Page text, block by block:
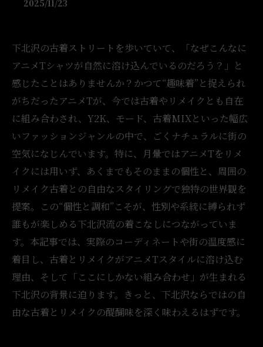
2025/11/23
下北沢の古着ストリートを歩いていて、「なぜこんなに
アニメTシャツが自然に溶け込んでいるのだろう？」と
感じたことはありませんか？かつて“趣味着”と捉えられ
がちだったアニメTが、今では古着やリメイクとも自在
に組み合わされ、Y2K、モード、古着MIXといった幅広
いファッションジャンルの中で、ごくナチュラルに街の
空気になじんでいます。特に、月暈ではアニメTをリメ
イクには用いず、あくまでもそのままの個性と、周囲の
リメイク古着との自由なスタイリングで独特の世界観を
提案。この“個性と調和”こそが、性別や系統に縛られず
誰もが楽しめる下北沢流の着こなしにつながっていま
す。本記事では、実際のコーディネートや街の温度感に
着目し、古着とリメイクがアニメTスタイルに溶け込む
理由、そして「ここにしかない組み合わせ」が生まれる
下北沢の背景に迫ります。きっと、下北沢ならではの自
由な古着とリメイクの醍醐味を深く味わえるはずです。